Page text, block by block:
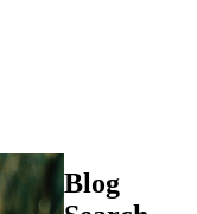
Blog